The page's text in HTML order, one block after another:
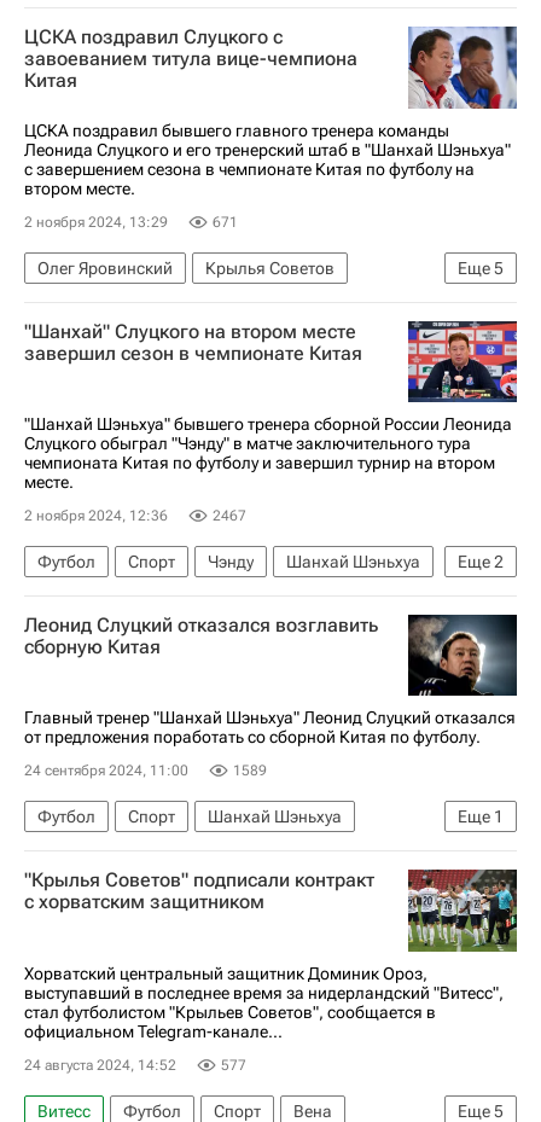
Азербайджан
Россия
Василий Березуцкий
Леонид Слуцкий (политик)
ПФК ЦСКА
Краснодар
ЦСКА поздравил Слуцкого с
завоеванием титула вице-чемпиона
Китая
ЦСКА поздравил бывшего главного тренера команды
Леонида Слуцкого и его тренерский штаб в "Шанхай Шэньхуа"
с завершением сезона в чемпионате Китая по футболу на
втором месте.
2 ноября 2024, 13:29 671
Еще5
Олег Яровинский
Крылья Советов
Василий Березуцкий
Шанхай Шэньхуа
ПФК ЦСКА
Футбол
"Шанхай" Слуцкого на втором месте
завершил сезон в чемпионате Китая
"Шанхай Шэньхуа" бывшего тренера сборной России Леонида
Слуцкого обыграл "Чэнду" в матче заключительного тура
чемпионата Китая по футболу и завершил турнир на втором
месте.
2 ноября 2024, 12:36 2467
Еще2
Футбол Спорт Чэнду
Шанхай Шэньхуа
Чемпионат Китая по футболу
Леонид Слуцкий (Тренер)
Леонид Слуцкий отказался возглавить
сборную Китая
Главный тренер "Шанхай Шэньхуа" Леонид Слуцкий отказался
от предложения поработать со сборной Китая по футболу.
24 сентября 2024, 11:00 1589
Еще 1
Футбол Спорт
Шанхай Шэньхуа
Леонид Слуцкий (Тренер)
"Крылья Советов" подписали контракт
с хорватским защитником
Хорватский центральный защитник Доминик Ороз,
выступавший в последнее время за нидерландский "Витесс",
стал футболистом "Крыльев Советов", сообщается в
официальном Telegram-канале...
24 августа 2024, 14:52 577
Еще5
Витесс Футбол Спорт
Вена